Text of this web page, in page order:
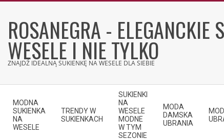
contentROSANEGRA - ELEGANCKIE
WESELE I NIE TYLKO
ZNAJDŹ IDEALNĄ SUKIENKĘ NA WESELE DLA SIEBIE
Navigation
Menu
MODNA
SUKIENKA
NA
WESELE
TRENDY W
SUKIENKACH
SUKIENKI
NA
WESELE
MODNE
W TYM
SEZONIE
MODA
DAMSKA
UBRANIA